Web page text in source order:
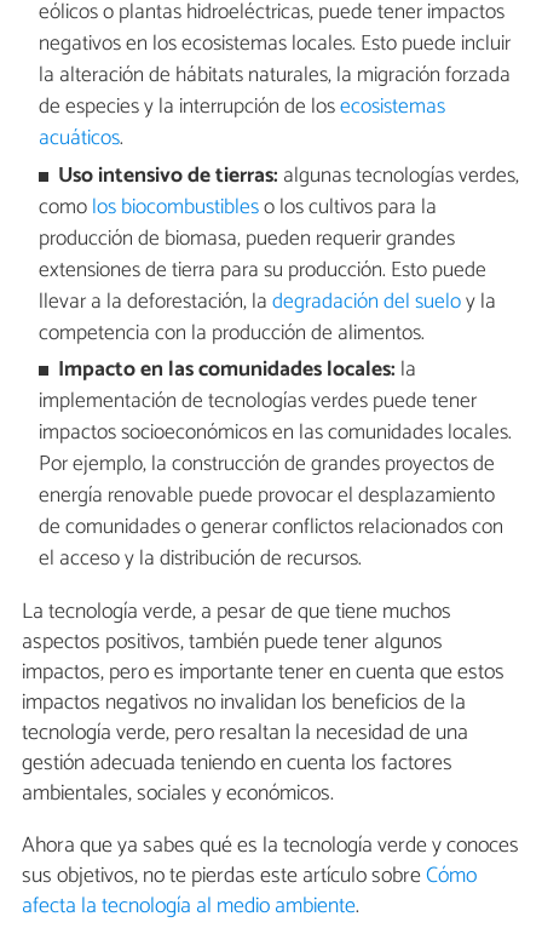
eólicos o plantas hidroeléctricas, puede tener impactos
negativos en los ecosistemas locales. Esto puede incluir
la alteración de hábitats naturales, la migración forzada
de especies y la interrupción de losecosistemas
acuáticos.
Uso intensivo de tierras: algunas tecnologías verdes,
comolos biocombustibleso los cultivos para la
producción de biomasa, pueden requerir grandes
extensiones de tierra para su producción. Esto puede
llevar a la deforestación, ladegradación del sueloy la
competencia con la producción de alimentos.
Impacto en las comunidades locales: la
implementación de tecnologías verdes puede tener
impactos socioeconómicos en las comunidades locales.
Por ejemplo, la construcción de grandes proyectos de
energía renovable puede provocar el desplazamiento
de comunidades o generar conflictos relacionados con
el acceso y la distribución de recursos.
La tecnología verde, a pesar de que tiene muchos
aspectos positivos, también puede tener algunos
impactos, pero es importante tener en cuenta que estos
impactos negativos no invalidan los beneficios de la
tecnología verde, pero resaltan la necesidad de una
gestión adecuada teniendo en cuenta los factores
ambientales, sociales y económicos.
Ahora que ya sabes qué es la tecnología verde y conoces
sus objetivos, no te pierdas este artículo sobreCómo
afecta la tecnología al medio ambiente.